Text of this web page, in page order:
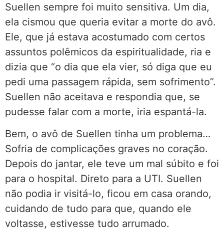
Suellen sempre foi muito sensitiva. Um dia,
ela cismou que queria evitar a morte do avô.
Ele, que já estava acostumado com certos
assuntos polêmicos da espiritualidade, ria e
dizia que “o dia que ela vier, só diga que eu
pedi uma passagem rápida, sem sofrimento”.
Suellen não aceitava e respondia que, se
pudesse falar com a morte, iria espantá-la.
Bem, o avô de Suellen tinha um problema…
Sofria de complicações graves no coração.
Depois do jantar, ele teve um mal súbito e foi
para o hospital. Direto para a UTI. Suellen
não podia ir visitá-lo, ficou em casa orando,
cuidando de tudo para que, quando ele
voltasse, estivesse tudo arrumado.